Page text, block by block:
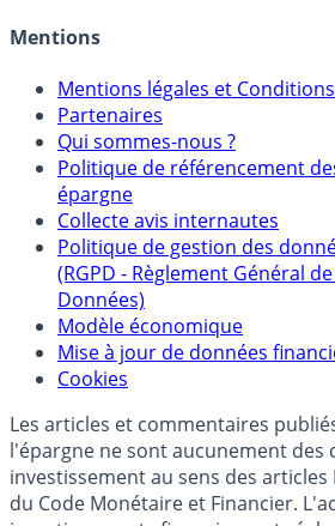
Mentions
Mentions légales et
Partenaires
Qui sommes-nous ?
Politique de référencement
épargne
Collecte avis internautes
Politique de gestion des
(RGPD - Règlement Général
Données)
Modèle économique
Mise à jour de données
Cookies
Les articles et commentaires
l'épargne ne sont aucunement des
investissement au sens des articles
du Code Monétaire et Financier.